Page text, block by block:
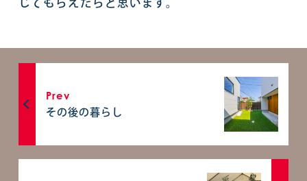
じてもらえたらと思います。
Prev
その後の暮らし